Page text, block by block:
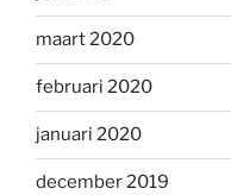
maart 2020
februari 2020
januari 2020
december 2019